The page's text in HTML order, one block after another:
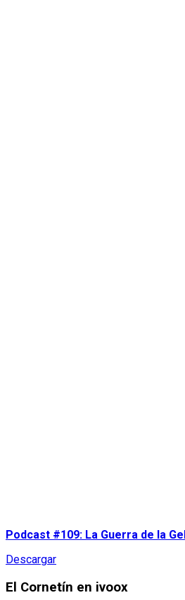
Podcast #109: La Guerra de la
Descargar
El Cornetín en ivoox